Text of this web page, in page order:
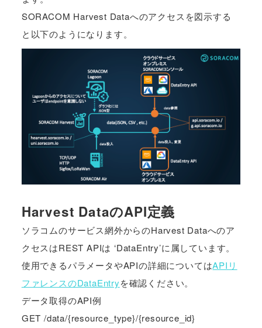
SORACOM Harvest Dataへのアクセスを図示する
と以下のようになります。
Harvest DataのAPI定義
ソラコムのサービス網外からのHarvest Dataへのア
クセスはREST APIは ‘DataEntry’に属しています。
使用できるパラメータやAPIの詳細についてはAPIリ
ファレンスのDataEntryを確認ください。
データ取得のAPI例
GET /data/{resource_type}/{resource_id}